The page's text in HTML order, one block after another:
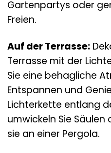
Gartenpartys oder
Freien.
Auf der Terrasse:
Terrasse mit der
Sie eine behagliche
Entspannen und
Lichterkette entlang
umwickeln Sie
sie an einer Pergola.